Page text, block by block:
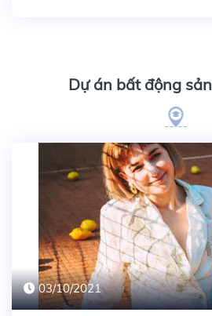
Dự án bất động sản
03/10/2021